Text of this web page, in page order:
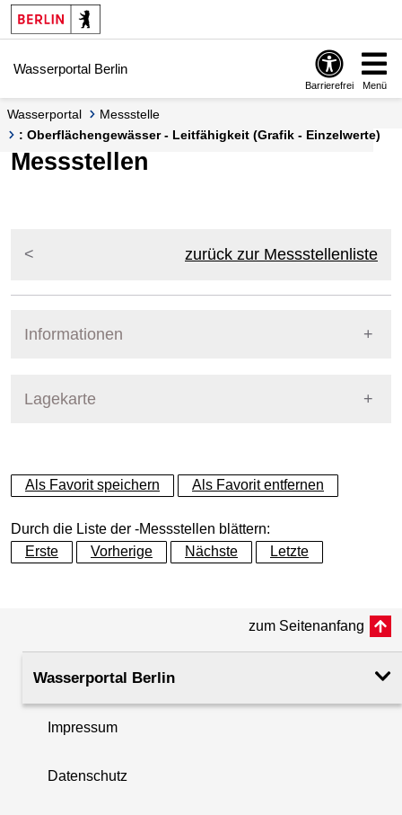
Springe zur Navigation
Springe zum Inhalt
Wasserportal Berlin
Barrierefrei Menü
Wasserportal
Messstelle
: Oberflächengewässer - Leitfähigkeit (Grafik - Einzelwerte)
Messstellen
zurück zur Messstellenliste
Informationen
Lagekarte
+
−
Als Favorit speichern Als Favorit entfernen
Durch die Liste der -Messstellen blättern:
Erste
Vorherige Nächste Letzte
zum Seitenanfang
Wasserportal Berlin
Impressum
Datenschutz